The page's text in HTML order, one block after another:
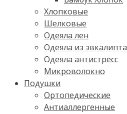
Хлопковые
Шелковые
Одеяла лен
Одеяла из эвкалипта
Одеяла антистресс
Микроволокно
Подушки
Ортопедические
Антиаллергенные